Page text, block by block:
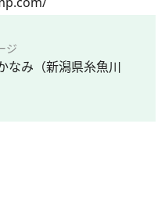
ジ
なみ（新潟県糸魚川